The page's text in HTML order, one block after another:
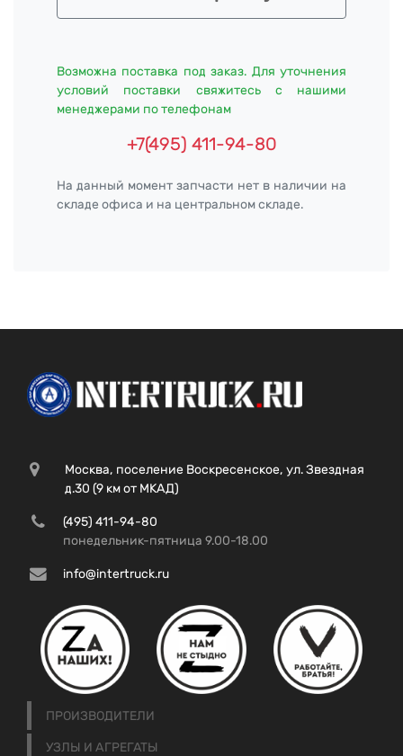
Возможна поставка под заказ. Для уточнения
условий поставки свяжитесь с нашими
менеджерами по телефонам
+7(495) 411-94-80
На данный момент запчасти нет в наличии на
складе офиса и на центральном складе.
Москва, поселение Воскресенское, ул. Звездная
д.30 (9 км от МКАД)
(495) 411-94-80
понедельник-пятница 9.00-18.00
info@intertruck.ru
ПРОИЗВОДИТЕЛИ
УЗЛЫ И АГРЕГАТЫ